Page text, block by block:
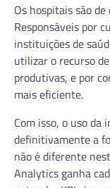
Os hospitais são
Responsáveis por
instituições de
utilizar o recurso
produtivas, e por
mais eficiente.
Com isso, o uso da
definitivamente a
não é diferente
Analytics ganha